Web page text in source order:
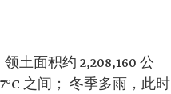
土面积约 2,208,160 公
之间； 冬季多雨，此时